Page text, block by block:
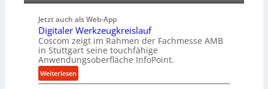
c
e
t
r
i
e
b
Jetzt auch als Web-App
Digitaler Werkzeugkreislauf
Coscom zeigt im Rahmen der Fachmesse AMB
in Stuttgart seine touchfähige
Anwendungsoberfläche InfoPoint.
Weiterlesen:
D